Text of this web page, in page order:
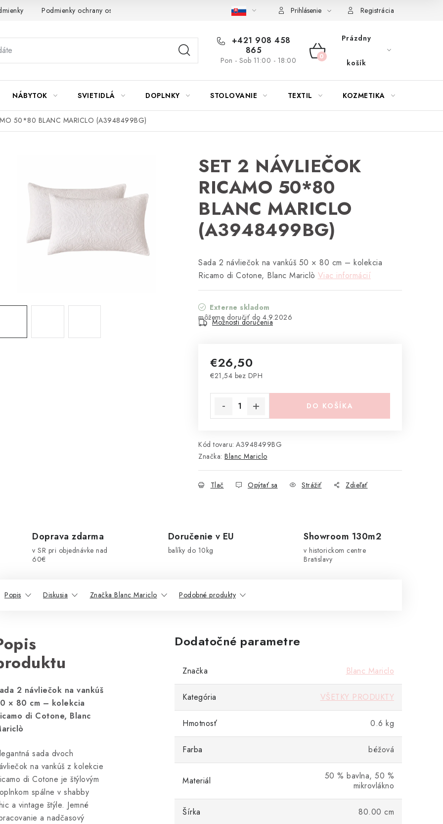
Podmienky ochrany osobných údajov Návod na údržbu nábytku Reklamačný poriadok Pravidlá zliav a akcií
Prihlásenie Registrácia
+421 908 458
865
Pon - Sob 11:00 - 18:00
NÁKUPNÝ
Prázdny
košík
NÁBYTOK SVIETIDLÁ DOPLNKY STOLOVANIE TEXTIL KOZMETIKA
50*80 BLANC MARICLO (A3948499BG)
SET 2 NÁVLIEČOK
RICAMO 50*80
BLANC MARICLO
(A3948499BG)
Sada 2 návliečok na vankúš 50 × 80 cm – kolekcia
Ricamo di Cotone, Blanc Mariclò Viac informácií
Externe skladom
4.9.2026
Možnosti doručenia
€26,50
€21,54 bez DPH
DO KOŠÍKA
Kód tovaru: A3948499BG
Značka: Blanc Mariclo
Tlač Opýtať sa Strážiť Zdieľať
Doprava zdarma
v SR pri objednávke nad
60€
Doručenie v EU
balíky do 10kg
Showroom 130m2
v historickom centre
Bratislavy
Popis Diskusia Značka Blanc Mariclo Podobné produkty
2 návliečok na vankúš
× 80 cm – kolekcia
di Cotone, Blanc
sada dvoch
na vankúš z kolekcie
di Cotone je štýlovým
spálne v shabby
a vintage štýle. Jemné
a nadčasový
Dodatočné parametre
Značka Blanc Mariclo
Kategória VŠETKY PRODUKTY
Hmotnosť 0.6 kg
Farba béžová
Materiál
50 % bavlna, 50 %
mikrovlákno
Šírka 80.00 cm